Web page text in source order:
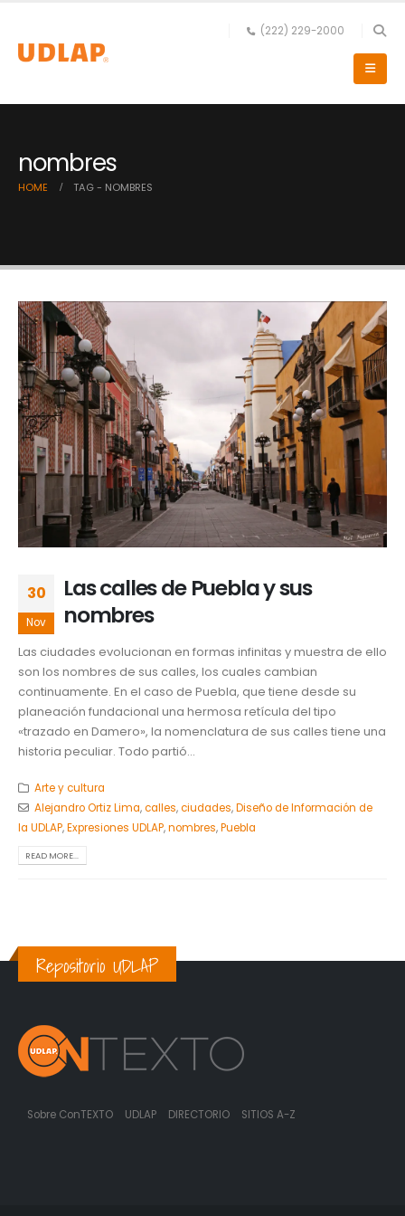
(222) 229-2000
nombres
HOME TAG - NOMBRES
30
Nov
Las calles de Puebla y sus
nombres
Las ciudades evolucionan en formas infinitas y muestra de ello
son los nombres de sus calles, los cuales cambian
continuamente. En el caso de Puebla, que tiene desde su
planeación fundacional una hermosa retícula del tipo
«trazado en Damero», la nomenclatura de sus calles tiene una
historia peculiar. Todo partió...
Arte y cultura
Alejandro Ortiz Lima,calles,ciudades,Diseño de Información de
la UDLAP,Expresiones UDLAP,nombres,Puebla
READ MORE...
Repositorio UDLAP
Sobre ConTEXTO UDLAP DIRECTORIO SITIOS A-Z